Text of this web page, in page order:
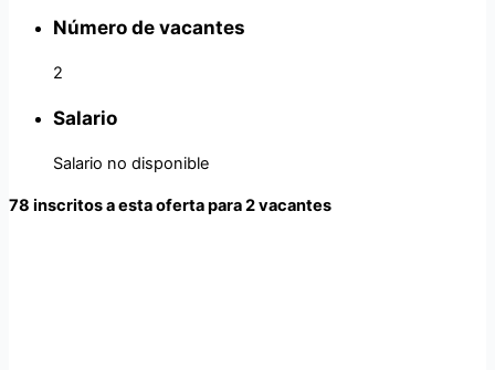
Número de vacantes
2
Salario
Salario no disponible
78 inscritos a esta oferta para 2 vacantes